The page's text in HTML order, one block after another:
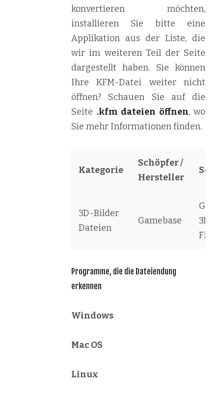
konvertieren möchten,
installieren Sie bitte eine
Applikation aus der Liste, die
wir im weiteren Teil der Seite
dargestellt haben. Sie können
Ihre KFM-Datei weiter nicht
öffnen? Schauen Sie auf die
Seite .kfm dateien öffnen, wo
Sie mehr Informationen finden.
Kategorie
Schöpfer /
Hersteller
3D-Bilder
Dateien
Gamebase
3D
File
Programme, die die Dateiendung
erkennen
Windows
Mac OS
Linux